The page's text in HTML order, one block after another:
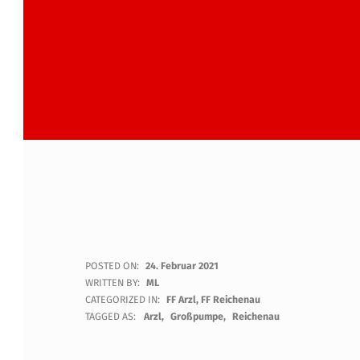
F
E
POSTED ON: 24. Februar 2021
WRITTEN BY: ML
CATEGORIZED IN: FF Arzl, FF Reichenau
TAGGED AS:
Arzl Großpumpe Reichenau